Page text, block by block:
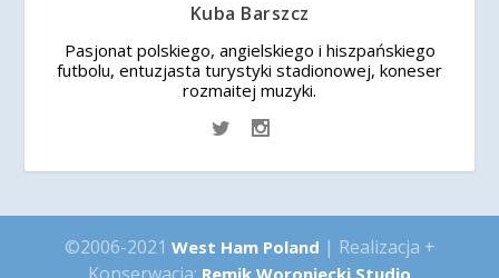
Kuba Barszcz
Pasjonat polskiego, angielskiego i hiszpańskiego
futbolu, entuzjasta turystyki stadionowej, koneser
rozmaitej muzyki.
©2006-2021 West Ham Poland | Realizacja +
Remik Woroniecki Studio